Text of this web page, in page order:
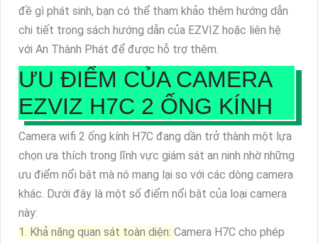
đề gì phát sinh, bạn có thể tham khảo thêm hướng dẫn
chi tiết trong sách hướng dẫn của EZVIZ hoặc liên hệ
với An Thành Phát để được hỗ trợ thêm.
ƯU ĐIỂM CỦA CAMERA
EZVIZ H7C 2 ỐNG KÍNH
Camera wifi 2 ống kính H7C đang dần trở thành một lựa
chọn ưa thích trong lĩnh vực giám sát an ninh nhờ những
ưu điểm nổi bật mà nó mang lại so với các dòng camera
khác. Dưới đây là một số điểm nổi bật của loại camera
này:
1. Khả năng quan sát toàn diện: Camera H7C cho phép